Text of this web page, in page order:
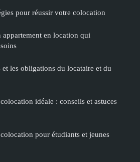
pour réussir votre colocation
en location qui
les obligations du locataire et du
idéale : conseils et astuces
pour étudiants et jeunes